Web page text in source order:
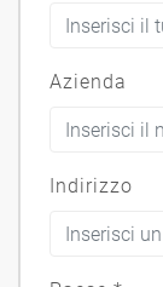
Azienda
Indirizzo